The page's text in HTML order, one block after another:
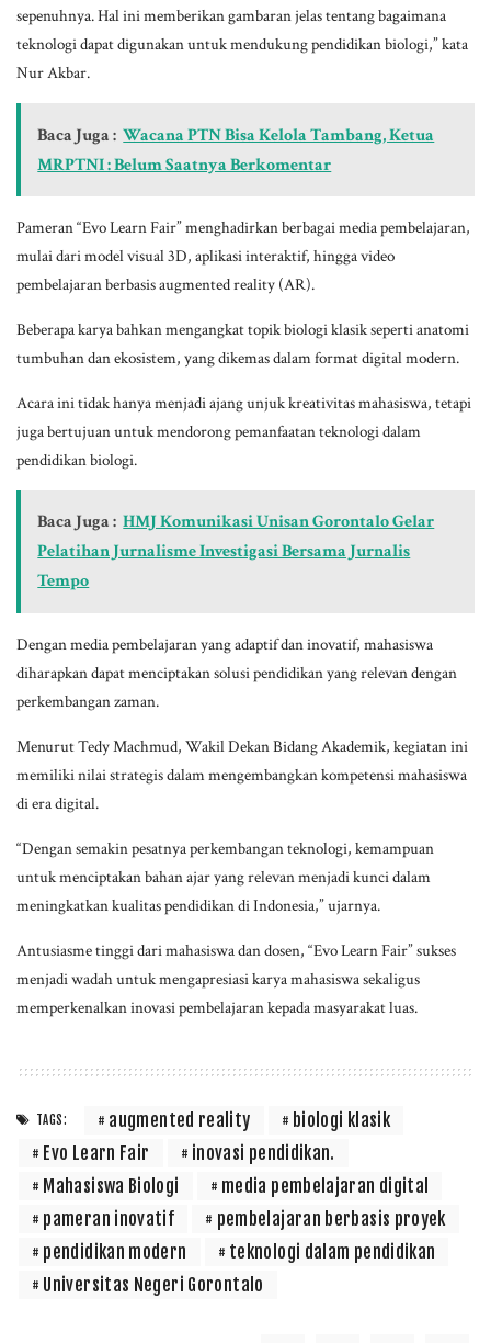
sepenuhnya. Hal ini memberikan gambaran jelas tentang bagaimana
teknologi dapat digunakan untuk mendukung pendidikan biologi,” kata
Nur Akbar.
Baca Juga : Wacana PTN Bisa Kelola Tambang, Ketua
MRPTNI : Belum Saatnya Berkomentar
Pameran “Evo Learn Fair” menghadirkan berbagai media pembelajaran,
mulai dari model visual 3D, aplikasi interaktif, hingga video
pembelajaran berbasis augmented reality (AR).
Beberapa karya bahkan mengangkat topik biologi klasik seperti anatomi
tumbuhan dan ekosistem, yang dikemas dalam format digital modern.
Acara ini tidak hanya menjadi ajang unjuk kreativitas mahasiswa, tetapi
juga bertujuan untuk mendorong pemanfaatan teknologi dalam
pendidikan biologi.
Baca Juga : HMJ Komunikasi Unisan Gorontalo Gelar
Pelatihan Jurnalisme Investigasi Bersama Jurnalis
Tempo
Dengan media pembelajaran yang adaptif dan inovatif, mahasiswa
diharapkan dapat menciptakan solusi pendidikan yang relevan dengan
perkembangan zaman.
Menurut Tedy Machmud, Wakil Dekan Bidang Akademik, kegiatan ini
memiliki nilai strategis dalam mengembangkan kompetensi mahasiswa
di era digital.
“Dengan semakin pesatnya perkembangan teknologi, kemampuan
untuk menciptakan bahan ajar yang relevan menjadi kunci dalam
meningkatkan kualitas pendidikan di Indonesia,” ujarnya.
Antusiasme tinggi dari mahasiswa dan dosen, “Evo Learn Fair” sukses
menjadi wadah untuk mengapresiasi karya mahasiswa sekaligus
memperkenalkan inovasi pembelajaran kepada masyarakat luas.
TAGS: augmented reality
biologi klasik
Evo Learn Fair
inovasi pendidikan.
Mahasiswa Biologi
media pembelajaran digital
pameran inovatif
pembelajaran berbasis proyek
pendidikan modern
teknologi dalam pendidikan
Universitas Negeri Gorontalo